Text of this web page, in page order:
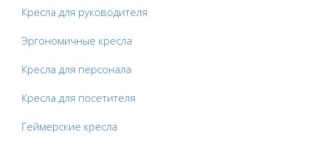
Кресла для руководителя
Эргономичные кресла
Кресла для персонала
Кресла для посетителя
Геймерские кресла